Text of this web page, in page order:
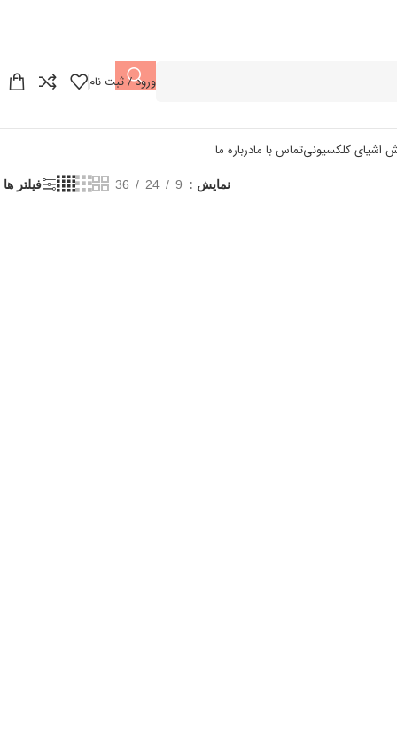
ورود / ثبت نام
اشیای کلکسیونیتماس با مادرباره ما
نمایش 9
24
36 فیلتر ها